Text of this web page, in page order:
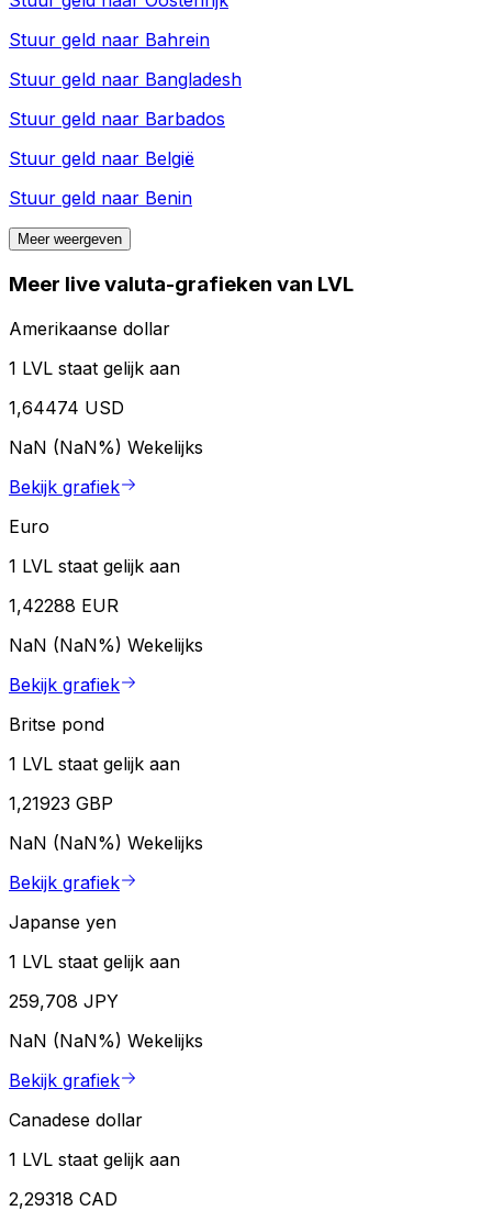
Stuur geld naar Bahrein
Stuur geld naar Bangladesh
Stuur geld naar Barbados
Stuur geld naar België
Stuur geld naar Benin
Meer weergeven
Meer live valuta-grafieken van LVL
Amerikaanse dollar
1 LVL staat gelijk aan
1,64474 USD
NaN (NaN%) Wekelijks
Bekijk grafiek
Euro
1 LVL staat gelijk aan
1,42288 EUR
NaN (NaN%) Wekelijks
Bekijk grafiek
Britse pond
1 LVL staat gelijk aan
1,21923 GBP
NaN (NaN%) Wekelijks
Bekijk grafiek
Japanse yen
1 LVL staat gelijk aan
259,708 JPY
NaN (NaN%) Wekelijks
Bekijk grafiek
Canadese dollar
1 LVL staat gelijk aan
2,29318 CAD